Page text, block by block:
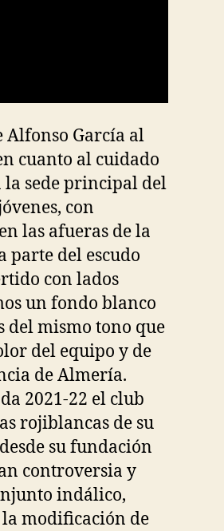
Alfonso García al
cuanto al cuidado
la sede principal del
con
las afueras de la
del escudo
con lados
un fondo blanco
del mismo tono que
del equipo y de
de Almería.
2021-22 el club
rojiblancas de su
su fundación
controversia y
indálico,
modificación de